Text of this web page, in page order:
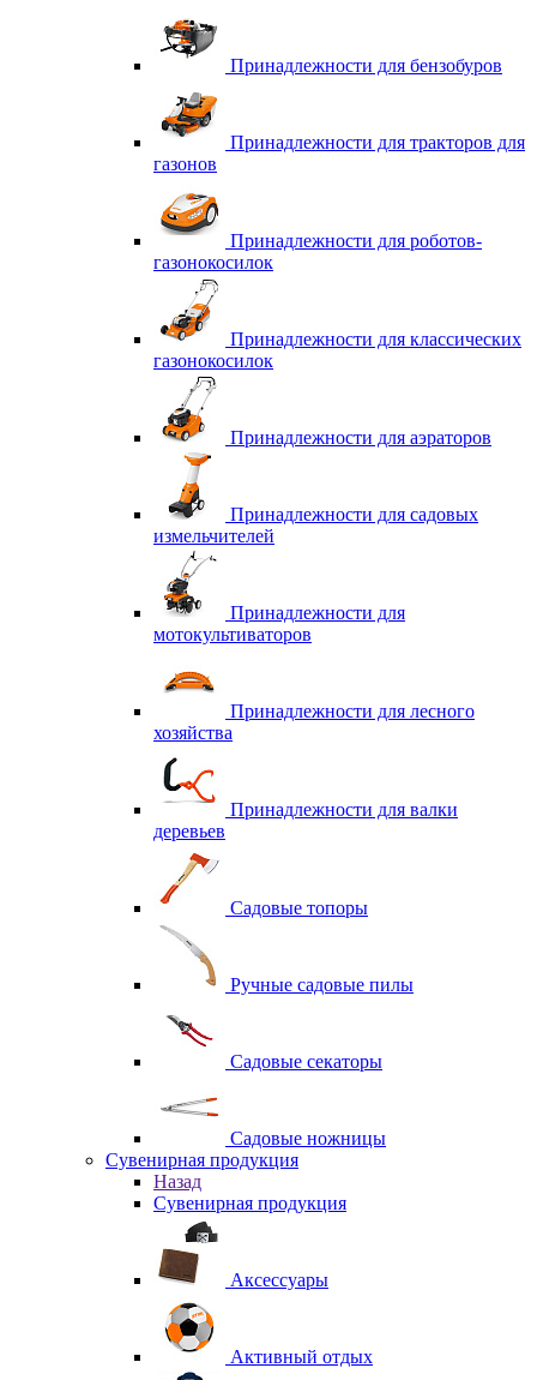
Принадлежности для бензобуров
Принадлежности для тракторов для
газонов
Принадлежности для роботов-
газонокосилок
Принадлежности для классических
газонокосилок
Принадлежности для аэраторов
Принадлежности для садовых
измельчителей
Принадлежности для
мотокультиваторов
Принадлежности для лесного
хозяйства
Принадлежности для валки
деревьев
Садовые топоры
Ручные садовые пилы
Садовые секаторы
Садовые ножницы
Сувенирная продукция
Назад
Сувенирная продукция
Аксессуары
Активный отдых